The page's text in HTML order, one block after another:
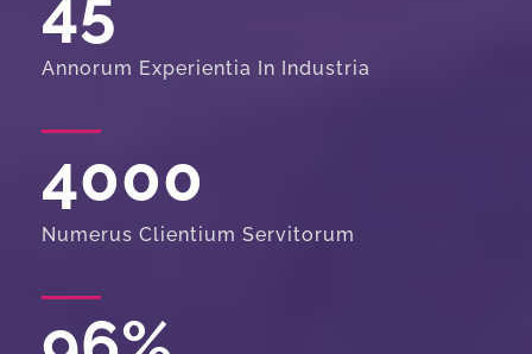
Annorum Experientia In Industria
4000
Numerus Clientium Servitorum